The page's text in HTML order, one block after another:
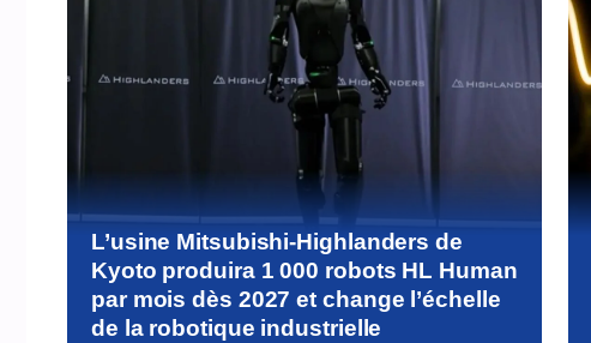
L’usine Mitsubishi-Highlanders de
Kyoto produira 1 000 robots HL Human
par mois dès 2027 et change l’échelle
de la robotique industrielle